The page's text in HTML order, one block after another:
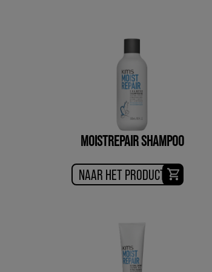
MOISTREPAIR SHAMPOO
NAAR HET PRODUCT